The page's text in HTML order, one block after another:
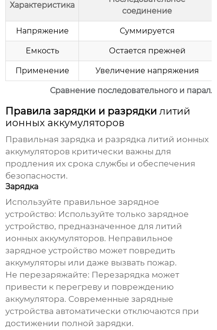
Сравнение последовательного и
Характеристика
соединение
Напряжение Суммируется
Емкость Остается прежней
Применение Увеличение напряжения
Правила зарядки и разрядкилитий
ионных аккумуляторов
Правильная зарядка и разрядкалитий ионных
аккумуляторов критически важны для
продления их срока службы и обеспечения
безопасности.
Зарядка
Используйте правильное зарядное
устройство: Используйте только зарядное
устройство, предназначенное длялитий
ионных аккумуляторов. Неправильное
зарядное устройство может повредить
аккумуляторы или даже вызвать пожар.
Не перезаряжайте: Перезарядка может
привести к перегреву и повреждению
аккумулятора. Современные зарядные
устройства автоматически отключаются при
достижении полной зарядки.